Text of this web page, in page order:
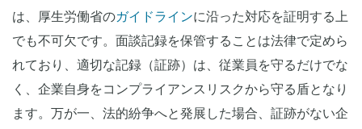
は、厚生労働省のガイドラインに沿った対応を証明する上
でも不可欠です。面談記録を保管することは法律で定めら
れており、適切な記録（証跡）は、従業員を守るだけでな
く、企業自身をコンプライアンスリスクから守る盾となり
ます。万が一、法的紛争へと発展した場合、証跡がない企